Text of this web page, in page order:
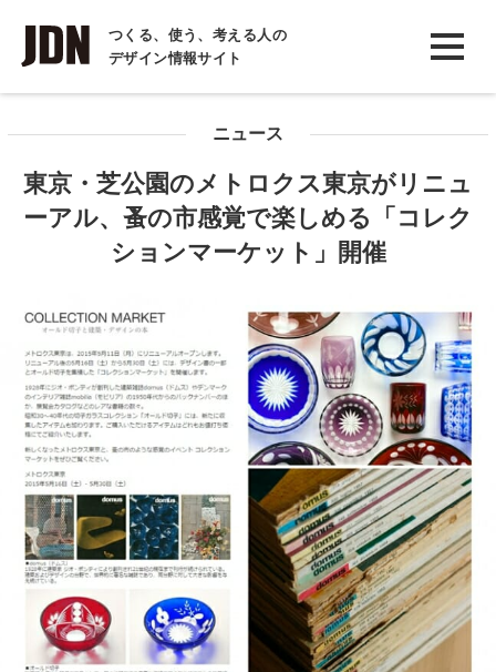
つくる、使う、考える人の
デザイン情報サイト
INTERVIEW
インタビュー
COLUMN
コラム
ニュース
東京・芝公園のメトロクス東京がリニュ
ーアル、蚤の市感覚で楽しめる「コレク
ションマーケット」開催